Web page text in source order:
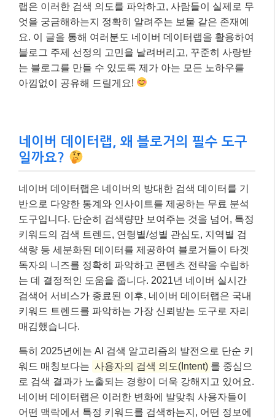
랩은 이러한 검색 의도를 파악하고, 사람들이 실제로 무
엇을 궁금해하는지 정확히 알려주는 보물 같은 존재예
요. 이 글을 통해 여러분도 네이버 데이터랩을 활용하여
블로그 주제 선정의 고민을 날려버리고, 꾸준히 사랑받
는 블로그를 만들 수 있도록 제가 아는 모든 노하우를
아낌없이 공유해 드릴게요!
네이버 데이터랩, 왜 블로거의 필수 도구
일까요?
네이버 데이터랩은 네이버의 방대한 검색 데이터를 기
반으로 다양한 통계와 인사이트를 제공하는 무료 분석
도구입니다. 단순히 검색량만 보여주는 것을 넘어, 특정
키워드의 검색 트렌드, 연령별/성별 관심도, 지역별 검
색량 등 세분화된 데이터를 제공하여 블로거들이 타겟
독자의 니즈를 정확히 파악하고 콘텐츠 전략을 수립하
는 데 결정적인 도움을 줍니다. 2021년 네이버 실시간
검색어 서비스가 종료된 이후, 네이버 데이터랩은 국내
키워드 트렌드를 파악하는 가장 신뢰받는 도구로 자리
매김했습니다.
특히 2025년에는 AI 검색 알고리즘의 발전으로 단순 키
워드 매칭보다는 사용자의 검색 의도(Intent) 를 중심으
로 검색 결과가 노출되는 경향이 더욱 강해지고 있어요.
네이버 데이터랩은 이러한 변화에 발맞춰 사용자들이
어떤 맥락에서 특정 키워드를 검색하는지, 어떤 정보에